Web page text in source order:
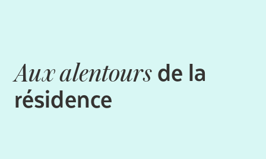
Aux alentoursde la
résidence